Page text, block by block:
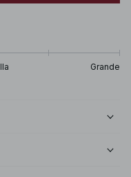
Grande